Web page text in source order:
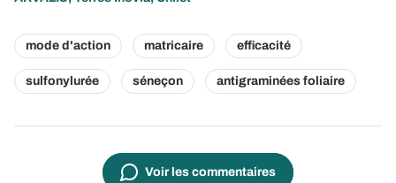
mode d'action matricaire efficacité
sulfonylurée séneçon antigraminées foliaire
Voir les commentaires